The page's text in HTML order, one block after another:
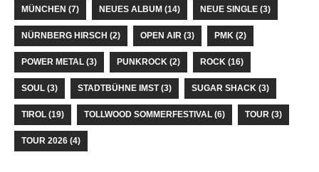
MÜNCHEN (7) NEUES ALBUM (14) NEUE SINGLE (3)
NÜRNBERG HIRSCH (2) OPEN AIR (3) PMK (2)
POWER METAL (3) PUNKROCK (2) ROCK (16)
SOUL (3) STADTBÜHNE IMST(3) SUGAR SHACK (3)
TIROL (19) TOLLWOOD SOMMERFESTIVAL (6) TOUR (3)
TOUR 2026 (4)